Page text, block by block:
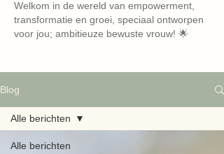
Welkom in de wereld van empowerment,
transformatie en groei, speciaal ontworpen
voor jou; ambitieuze bewuste vrouw! 🌟
Blog
Alle berichten
Alle berichten